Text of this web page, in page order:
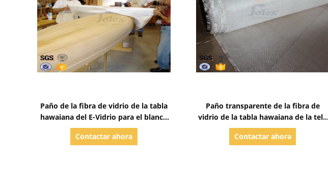
Paño de la fibra de vidrio de la tabla
hawaiana del E-Vidrio para el blanco
de epoxy de la tabla hawaiana 4oz
Contactar ahora
Paño transparente de la fibra de
vidrio de la tabla hawaiana de la tela
de la fibra de vidrio a la tabla
hawaiana cubierta
Contactar ahora